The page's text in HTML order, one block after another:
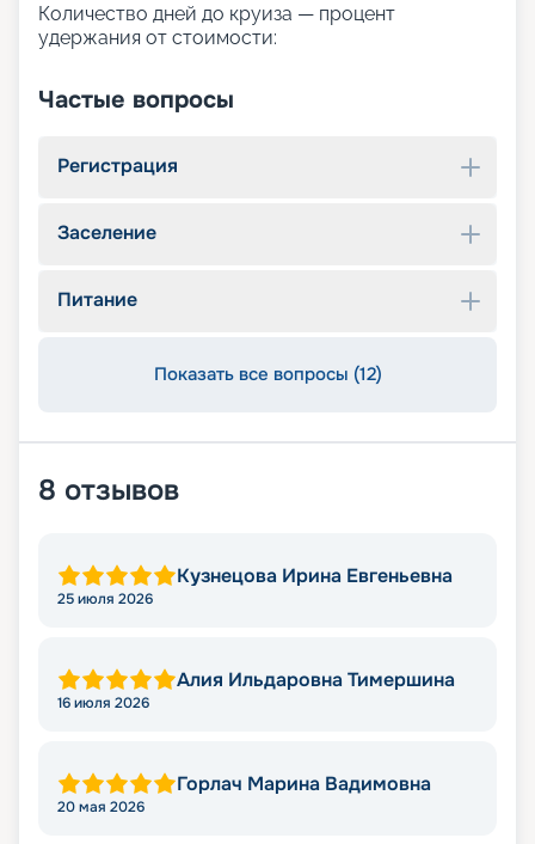
Количество дней до круиза — процент
удержания от стоимости:
Частые вопросы
Регистрация
Заселение
Питание
Показать все вопросы (12)
8 отзывов
Кузнецова Ирина Евгеньевна
25 июля 2026
Алия Ильдаровна Тимершина
16 июля 2026
Горлач Марина Вадимовна
20 мая 2026